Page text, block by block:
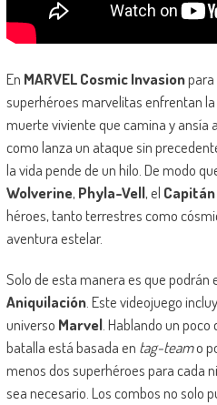
En MARVEL Cosmic Invasionpara
superhéroes marvelitas enfrentan
muerte viviente que camina y ansía
como lanza un ataque sin
la vida pende de un hilo. De modo
Wolverine, Phyla-Vell, el
héroes, tanto terrestres como
aventura estelar.
Solo de esta manera es que podrán
Aniquilación. Este videojuego
universo Marvel. Hablando un
batalla está basada en tag-teamo
menos dos superhéroes para cada
sea necesario. Los combos no solo